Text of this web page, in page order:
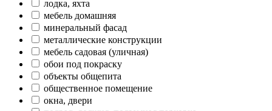
лодка, яхта
мебель домашняя
минеральный фасад
металлические конструкции
мебель садовая (уличная)
обои под покраску
объекты общепита
общественное помещение
окна, двери